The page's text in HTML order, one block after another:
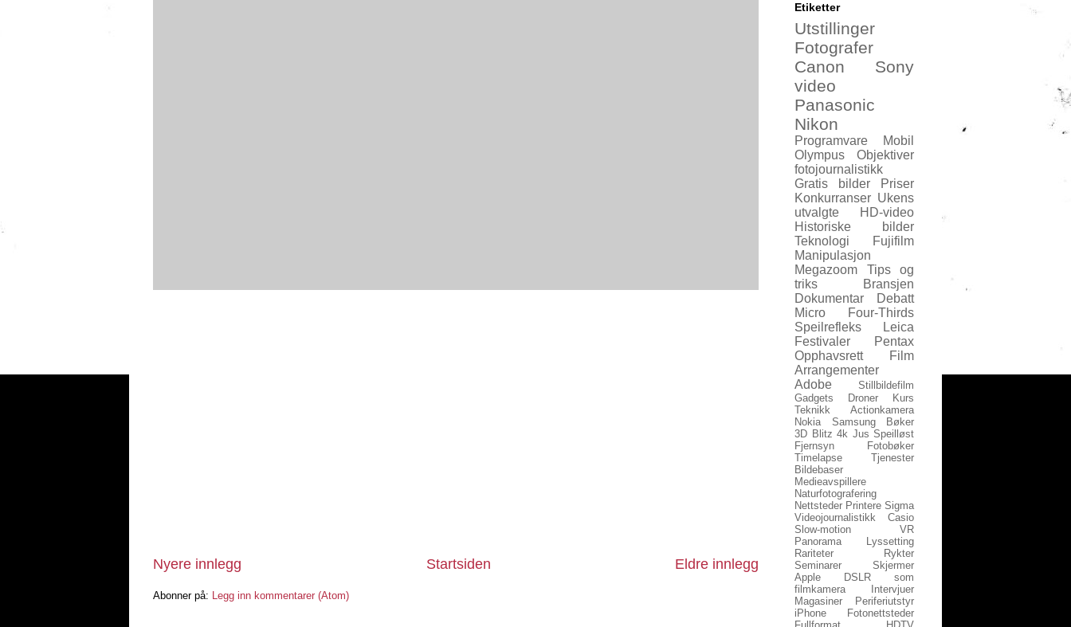
Nyere innlegg Eldre innlegg
Startsiden
Abonner på: Legg inn kommentarer (Atom)
Etiketter
Utstillinger
Fotografer
Canon
Sony
video
Panasonic
Nikon
Programvare
Mobil
Olympus
Objektiver
fotojournalistikk
Gratis bilder
Priser
Konkurranser Ukens
utvalgte
HD-video
Historiske bilder
Teknologi
Fujifilm
Manipulasjon
Megazoom
Tips og
triks
Bransjen
Dokumentar
Debatt
Micro Four-Thirds
Speilrefleks
Leica
Festivaler
Pentax
Opphavsrett
Film
Arrangementer
Adobe
Stillbildefilm
Gadgets
Droner
Kurs
Teknikk
Actionkamera
Nokia
Samsung
Bøker
3D Blitz 4k Jus Speilløst
Fjernsyn
Fotobøker
Timelapse
Tjenester
Bildebaser
Medieavspillere
Naturfotografering
Nettsteder Printere Sigma
Videojournalistikk
Casio
Slow-motion
VR
Panorama
Lyssetting
Rariteter
Rykter
Seminarer
Skjermer
Apple
DSLR som
filmkamera
Intervjuer
Magasiner
Periferiutstyr
iPhone
Fotonettsteder